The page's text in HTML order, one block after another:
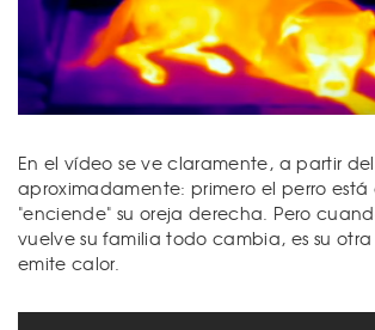
En el vídeo se ve claramente, a partir
aproximadamente: primero el perro está
"enciende" su oreja derecha. Pero
vuelve su familia todo cambia, es su
emite calor.